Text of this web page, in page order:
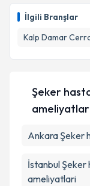
İlgili Branşlar
Kalp Damar
takvim
E-posta
Kişisel
Metni
Şeker
AnkaraŞeker
İstanbulŞeker
ameliyatlari